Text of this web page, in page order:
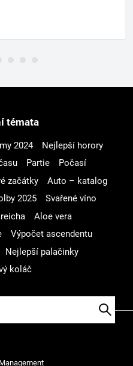
témata
2024
Nejlepší horory
Partie
Počasí
začátky
Auto – katalog
2025
Svařené víno
Aloe vera
Výpočet ascendentu
Nejlepší palačinky
koláč
Management